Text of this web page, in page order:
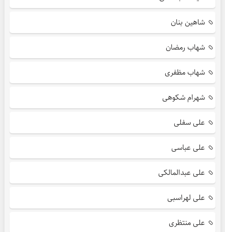
شاهین بنان
شهاب رمضان
شهاب مظفری
شهرام شکوهی
علی سفلی
علی عباسی
علی عبدالمالکی
علی لهراسبی
علی منتظری